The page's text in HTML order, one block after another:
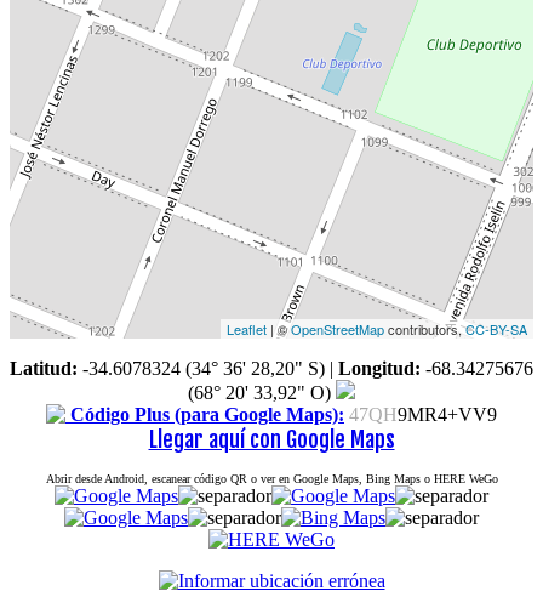
Leaflet | ©OpenStreetMapcontributors,CC-BY-SA
Latitud: -34.6078324 (34° 36' 28,20" S) | Longitud: -68.34275676
(68° 20' 33,92" O)
Código Plus (para Google Maps): 47QH9MR4+VV9
Llegar aquí con Google Maps
Abrir desde Android, escanear código QR o ver en Google Maps, Bing Maps o HERE WeGo